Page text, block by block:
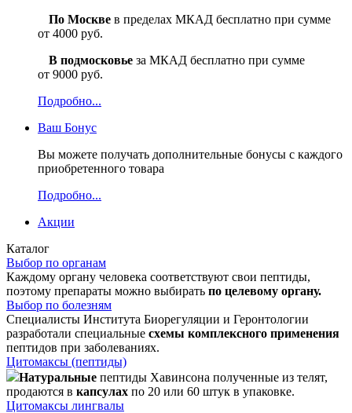
По Москве в пределах МКАД бесплатно при сумме
от 4000 руб.
В подмосковье за МКАД бесплатно при сумме
от 9000 руб.
Подробно...
Ваш Бонус
Вы можете получать дополнительные бонусы с каждого
приобретенного товара
Подробно...
Акции
Каталог
Выбор по органам
Каждому органу человека соответствуют свои пептиды,
поэтому препараты можно выбирать по целевому органу.
Выбор по болезням
Специалисты Института Биорегуляции и Геронтологии
разработали специальные схемы комплексного применения
пептидов при заболеваниях.
Цитомаксы (пептиды)
Натуральные пептиды Хавинсона полученные из телят,
продаются в капсулах по 20 или 60 штук в упаковке.
Цитомаксы лингвалы